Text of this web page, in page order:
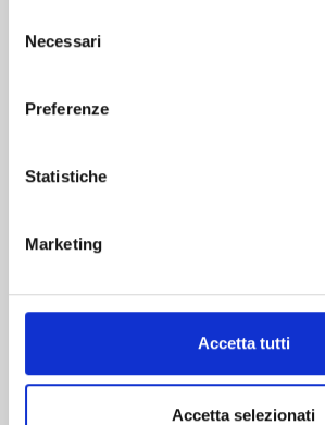
delNecessari
Preferenze
Statistiche
Marketing
Accetta tutti
Accetta selezionati
Mostra tutto